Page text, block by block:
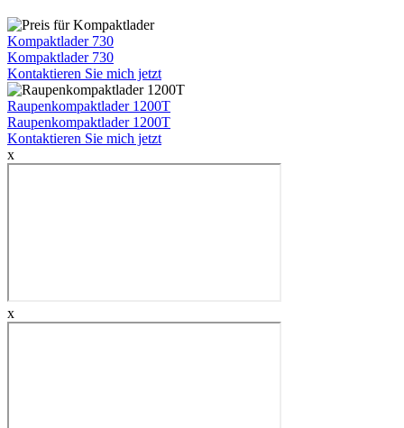
Kompaktlader 730
Kompaktlader 730
Kontaktieren Sie mich jetzt
Raupenkompaktlader 1200T
Raupenkompaktlader 1200T
Kontaktieren Sie mich jetzt
x
x